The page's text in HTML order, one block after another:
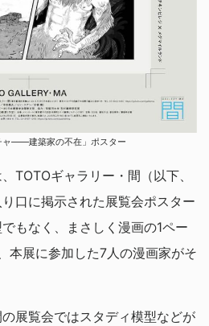
ャ――建築家の不在」ポスター
TOTOギャラリー・間（以下、
口に掲示された展覧会ポスター
もなく、まさしく漫画の1ペー
本展に参加した7人の漫画家がそ
展覧会ではスタディ模型などが